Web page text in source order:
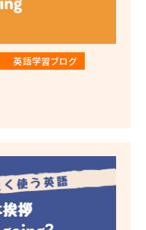
英語学習ブログ